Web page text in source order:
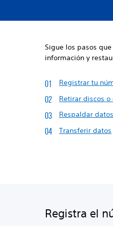
Sigue los pasos
información y
Registrar tu
Retirar discos o
Respaldar datos
Transferir datos
Registra el